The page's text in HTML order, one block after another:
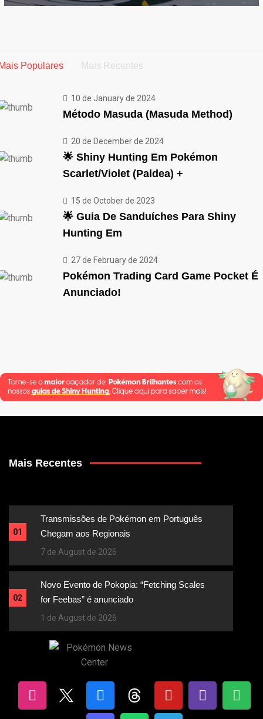
Populares Mais Recentes
10 de January de 2024
Método Masuda (Masuda Method)
20 de December de 2024
🌟 Shiny Hunting Em Pokémon
Scarlet/Violet (Paldea) +
15 de October de 2023
🌟 Guia De Sanduíches Para Shiny
Hunting Em
27 de February de 2024
Pokémon Trading Card Game Pocket É
Anunciado!
Mais Recentes
01
Transmissões de Pokémon em Português
Chegam aos Regionais
7 de August de 2026
02
Novo Evento de Pokopia: “Fetching Scales
for Feebas” é anunciado
1 de August de 2026